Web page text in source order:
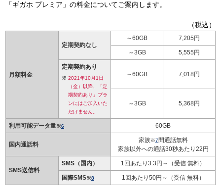
「ギガホ プレミア」の料金についてご案内します。
（税込）
月額料金
定期契約なし
～60GB 7,205円
～3GB 5,555円
定期契約あり
2021年10月1日
（金）以降、「定
期契約あり」プラ
ンにはご加入いた
だけません。
～60GB 7,018円
～3GB 5,368円
利用可能データ量※6 60GB
国内通話料
家族※7間通話無料
家族以外への通話30秒あたり22円
SMS送信料
SMS（国内） 1回あたり3.3円～（受信 無料）
国際SMS※8 1回あたり50円～（受信 無料）